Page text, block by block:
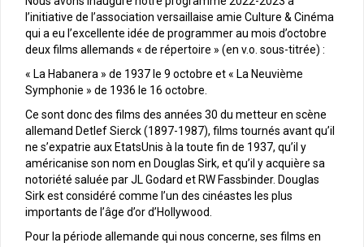
l’initiative de l’association versaillaise amie Culture & Cinéma
qui a eu l’excellente idée de programmer au mois d’octobre
deux films allemands « de répertoire » (en v.o. sous-titrée) :
« La Habanera » de 1937 le 9 octobre et « La Neuvième
Symphonie » de 1936 le 16 octobre.
Ce sont donc des films des années 30 du metteur en scène
allemand Detlef Sierck (1897-1987), films tournés avant qu’il
ne s’expatrie aux EtatsUnis à la toute fin de 1937, qu’il y
américanise son nom en Douglas Sirk, et qu’il y acquière sa
notoriété saluée par JL Godard et RW Fassbinder. Douglas
Sirk est considéré comme l’un des cinéastes les plus
importants de l’âge d’or d’Hollywood.
Pour la période allemande qui nous concerne, ses films en